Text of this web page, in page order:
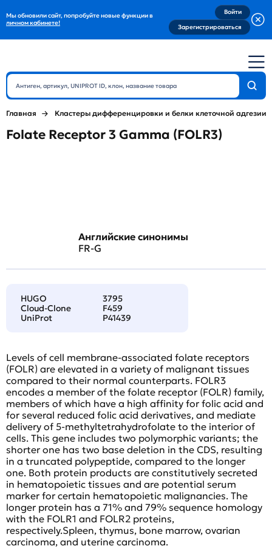
Мы обновили сайт, попробуйте новые функции в
личном кабинете!
Войти
Зарегистрироваться
Главная Кластеры дифференцировки и белки клеточной адгезии
Folate Receptor 3 Gamma (FOLR3)
Английские синонимы
FR-G
HUGO
3795
Cloud-Clone
F459
UniProt
P41439
Levels of cell membrane-associated folate receptors
(FOLR) are elevated in a variety of malignant tissues
compared to their normal counterparts. FOLR3
encodes a member of the folate receptor (FOLR) family,
members of which have a high affinity for folic acid and
for several reduced folic acid derivatives, and mediate
delivery of 5-methyltetrahydrofolate to the interior of
cells. This gene includes two polymorphic variants; the
shorter one has two base deletion in the CDS, resulting
in a truncated polypeptide, compared to the longer
one. Both protein products are constitutively secreted
in hematopoietic tissues and are potential serum
marker for certain hematopoietic malignancies. The
longer protein has a 71% and 79% sequence homology
with the FOLR1 and FOLR2 proteins,
respectively.Spleen, thymus, bone marrow, ovarian
carcinoma, and uterine carcinoma.